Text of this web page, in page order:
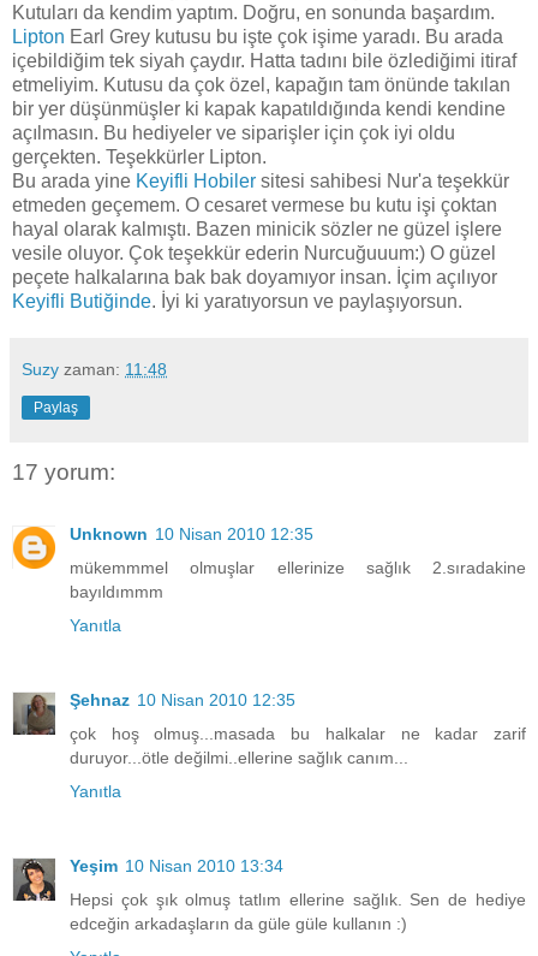
Kutuları da kendim yaptım. Doğru, en sonunda başardım.
Lipton Earl Grey kutusu bu işte çok işime yaradı. Bu arada
içebildiğim tek siyah çaydır. Hatta tadını bile özlediğimi itiraf
etmeliyim. Kutusu da çok özel, kapağın tam önünde takılan
bir yer düşünmüşler ki kapak kapatıldığında kendi kendine
açılmasın. Bu hediyeler ve siparişler için çok iyi oldu
gerçekten. Teşekkürler Lipton.
Bu arada yine Keyifli Hobiler sitesi sahibesi Nur'a teşekkür
etmeden geçemem. O cesaret vermese bu kutu işi çoktan
hayal olarak kalmıştı. Bazen minicik sözler ne güzel işlere
vesile oluyor. Çok teşekkür ederin Nurcuğuuum:) O güzel
peçete halkalarına bak bak doyamıyor insan. İçim açılıyor
Keyifli Butiğinde. İyi ki yaratıyorsun ve paylaşıyorsun.
Suzy zaman: 11:48
Paylaş
17 yorum:
Unknown 10 Nisan 2010 12:35
mükemmmel olmuşlar ellerinize sağlık 2.sıradakine
bayıldımmm
Yanıtla
Şehnaz 10 Nisan 2010 12:35
çok hoş olmuş...masada bu halkalar ne kadar zarif
duruyor...ötle değilmi..ellerine sağlık canım...
Yanıtla
Yeşim 10 Nisan 2010 13:34
Hepsi çok şık olmuş tatlım ellerine sağlık. Sen de hediye
edceğin arkadaşların da güle güle kullanın :)